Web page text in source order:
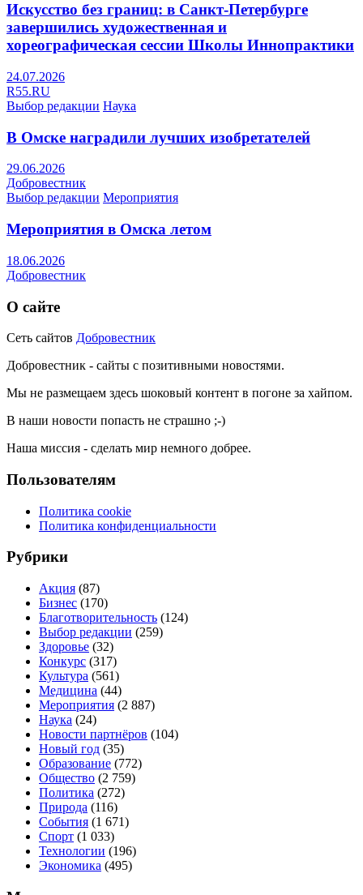
Искусство без границ: в Санкт-Петербурге
завершились художественная и
хореографическая сессии Школы Иннопрактики
24.07.2026
R55.RU
Выбор редакции Наука
В Омске наградили лучших изобретателей
29.06.2026
Добровестник
Выбор редакции Мероприятия
Мероприятия в Омска летом
18.06.2026
Добровестник
О сайте
Сеть сайтов Добровестник
Добровестник - сайты с позитивными новостями.
Мы не размещаем здесь шоковый контент в погоне за хайпом.
В наши новости попасть не страшно ;-)
Наша миссия - сделать мир немного добрее.
Пользователям
Политика cookie
Политика конфиденциальности
Рубрики
Акция (87)
Бизнес (170)
Благотворительность (124)
Выбор редакции (259)
Здоровье (32)
Конкурс (317)
Культура (561)
Медицина (44)
Мероприятия (2 887)
Наука (24)
Новости партнёров (104)
Новый год (35)
Образование (772)
Общество (2 759)
Политика (272)
Природа (116)
События (1 671)
Спорт (1 033)
Технологии (196)
Экономика (495)